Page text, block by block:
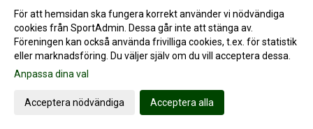
2018-12-13 22:30
14-målsseger i Maserhallen
"Högriskmatch" i Maser... 2018-12-08 06:47
Handbollshöjdare i Decemberdrag
För att hemsidan ska fungera korrekt använder vi nödvändiga
cookies från SportAdmin. Dessa går inte att stänga av.
Föreningen kan också använda frivilliga cookies, t.ex. för statistik
eller marknadsföring. Du väljer själv om du vill acceptera dessa.
Anpassa dina val
Acceptera nödvändiga Acceptera alla